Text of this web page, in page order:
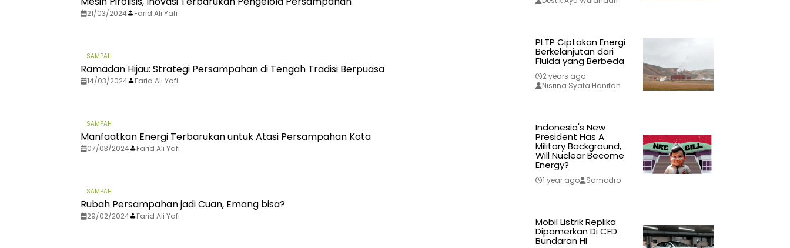
21/03/2024 Farid Ali Yafi
SAMPAH
Ramadan Hijau: Strategi Persampahan di Tengah Tradisi Berpuasa
14/03/2024 Farid Ali Yafi
SAMPAH
Manfaatkan Energi Terbarukan untuk Atasi Persampahan Kota
07/03/2024 Farid Ali Yafi
SAMPAH
Rubah Persampahan jadi Cuan, Emang bisa?
29/02/2024 Farid Ali Yafi
PLTP Ciptakan Energi
Berkelanjutan dari
Fluida yang Berbeda
2 years ago
Nisrina Syafa Hanifah
Indonesia's New
President Has A
Military Background,
Will Nuclear Become
Energy?
1 year ago Samodro
Mobil Listrik Replika
Dipamerkan Di CFD
Bundaran HI